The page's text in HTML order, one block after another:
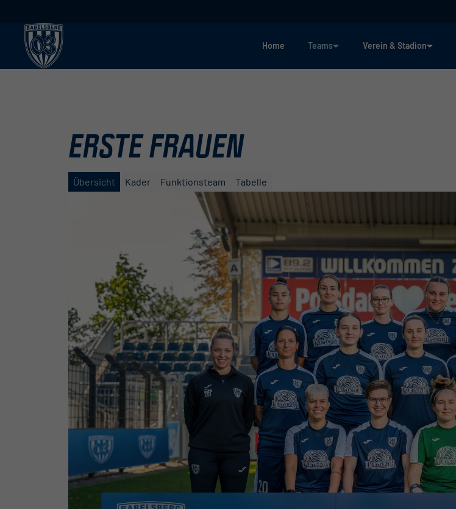
Home Teams Verein & Stadion
ERSTE FRAUEN
Übersicht Kader Funktionsteam Tabelle